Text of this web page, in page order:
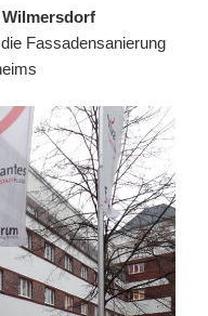
Fassadensanierung